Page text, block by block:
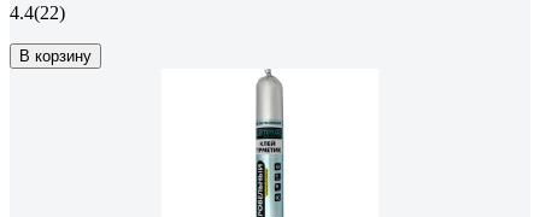
4.4(22)
В корзину